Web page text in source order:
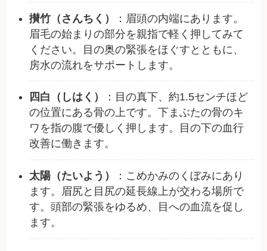
攅竹（さんちく）
：眉頭の内端にあります。
眉毛の始まりの部分を親指で軽く押してみて
ください。目の奥の緊張をほぐすとともに、
房水の流れをサポートします。
四白（しはく）
：目の真下、約1.5センチほど
の位置にある骨の上です。下まぶたの骨のキ
ワを指の腹で優しく押します。目の下の血行
改善に働きます。
太陽（たいよう）
：こめかみのくぼみにあり
ます。眉尻と目尻の延長線上が交わる場所で
す。頭部の緊張をゆるめ、目への血流を促し
ます。